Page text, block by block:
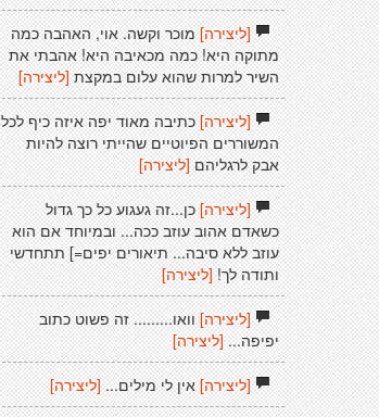
[ליצירה]מוכר וקשה. אוי, האהבה כמה
מתוקה היא! כמה מכאיבה היא! אהבתי את
השיר למרות שהוא עלום במקצת [ליצירה]
[ליצירה]כתיבה מאוד יפה איזה כיף לכל
המשוררים הפיוטיים שהייתי רוצה להיות
אבק לרגליהם [ליצירה]
[ליצירה]כן...זה געגוע כל כך גדול
כשאדם אהוב עוזב ככה... ובמיוחד אם הוא
עוזב ללא סיבה... תיאורים יפים=] תתחדשי
ותודה לך! [ליצירה]
[ליצירה]וואו......... זה פשוט כתוב
יפיפה... [ליצירה]
[ליצירה]אין לי מילים... [ליצירה]